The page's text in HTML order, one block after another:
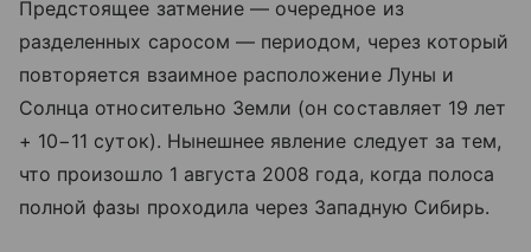
Предстоящее затмение — очередное из
разделенных саросом — периодом, через который
повторяется взаимное расположение Луны и
Солнца относительно Земли (он составляет 19 лет
+ 10−11 суток). Нынешнее явление следует за тем,
что произошло 1 августа 2008 года, когда полоса
полной фазы проходила через Западную Сибирь.